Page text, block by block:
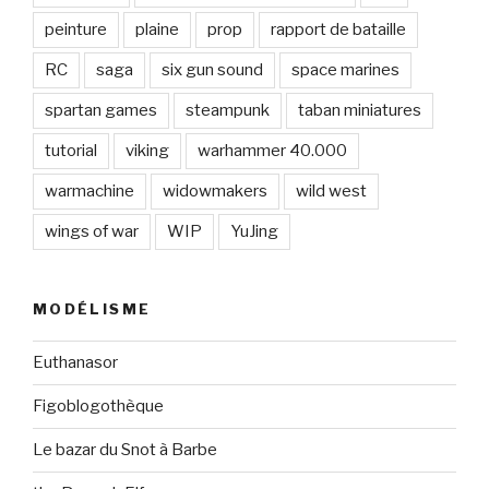
peinture plaine prop rapport de bataille
RC saga six gun sound space marines
spartan games steampunk taban miniatures
tutorial viking warhammer 40.000
warmachine widowmakers wild west
wings of war WIP YuJing
MODÉLISME
Euthanasor
Figoblogothèque
Le bazar du Snot à Barbe